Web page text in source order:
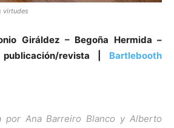
virtudes
Giráldez – Begoña Hermida –
revista | Bartlebooth
por Ana Barreiro Blanco y Alberto